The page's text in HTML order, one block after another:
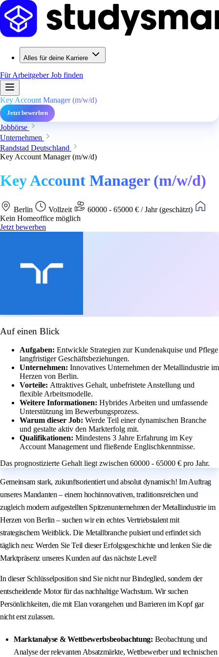
Alles für deine Karriere
Für ArbeitgeberJob finden
Key Account Manager (m/w/d)
Jetzt bewerben
Jobbörse
Unternehmen
Randstad Deutschland
Key Account Manager (m/w/d)
Key Account Manager (m/w/d)
Berlin Vollzeit
60000 - 65000 € / Jahr (geschätzt)
Kein Homeoffice möglich
Jetzt bewerben
Auf einen Blick
Aufgaben: Entwickle Strategien zur Kundenakquise und Pflege
langfristiger Geschäftsbeziehungen.
Unternehmen: Innovatives Unternehmen der Metallindustrie im
Herzen von Berlin.
Vorteile: Attraktives Gehalt, unbefristete Anstellung und
flexible Arbeitsmodelle.
Weitere Informationen: Hybrides Arbeiten und umfassende
Unterstützung im Bewerbungsprozess.
Warum dieser Job: Werde Teil einer dynamischen Branche
und gestalte aktiv den Markterfolg mit.
Qualifikationen: Mindestens 3 Jahre Erfahrung im Key
Account Management und fließende Englischkenntnisse.
Das prognostizierte Gehalt liegt zwischen 60000 - 65000 € pro Jahr.
Gemeinsam stark, zukunftsorientiert und absolut dynamisch! Im Auftrag
unseres Mandanten – einem hochinnovativen, traditionsreichen und
zugleich modern aufgestellten Spitzenunternehmen der Metallindustrie im
Herzen von Berlin – suchen wir ein echtes Vertriebstalent mit
strategischem Weitblick. Die Metallbranche pulsiert und erfindet sich
täglich neu: Werden Sie Teil dieser Erfolgsgeschichte und lenken Sie die
Marktpräsenz unseres Kunden auf das nächste Level!
In dieser Schlüsselposition sind Sie nicht nur Bindeglied, sondern der
entscheidende Motor für das nachhaltige Wachstum. Wir suchen
Persönlichkeiten, die mit Elan vorangehen und Barrieren im Kopf gar
nicht erst zulassen.
Marktanalyse & Wettbewerbsbeobachtung: Beobachtung und
Analyse der relevanten Absatzmärkte, Wettbewerber und technischen